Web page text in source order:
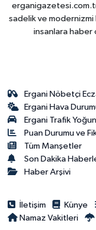
sadelik ve modernizmi
insanlara haber
Ergani Nöbetçi
Ergani Hava
Ergani Trafik
Puan Durumu ve
Tüm Manşetler
Son Dakika
Haber Arşivi
İletişim Künye
Namaz Vakitleri